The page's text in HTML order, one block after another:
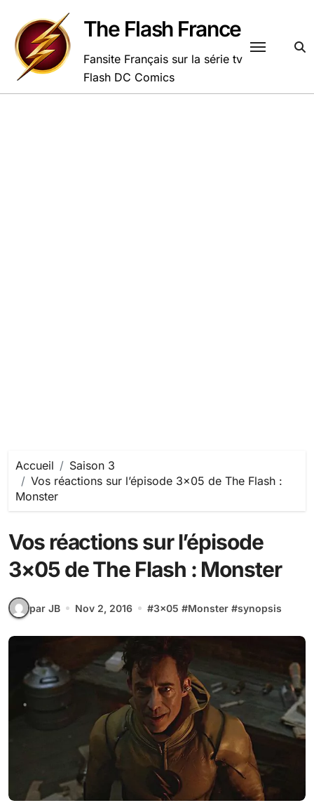
contenu
The Flash France
Fansite Français sur la série tv
Flash DC Comics
Accueil
Saison 3
Vos réactions sur l’épisode 3×05 de The Flash :
Monster
Vos réactions sur l’épisode
3×05 de The Flash : Monster
par JB Nov 2, 2016 #3x05 #Monster #synopsis